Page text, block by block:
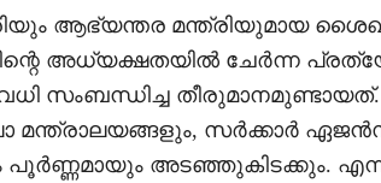
ആഭ്യന്തര മന്ത്രിയുമായ
അധ്യക്ഷതയിൽ ചേർന്ന
സംബന്ധിച്ച തീരുമാനമുണ്ടായത്.
മന്ത്രാലയങ്ങളും, സർക്കാർ
അടഞ്ഞുകിടക്കും.